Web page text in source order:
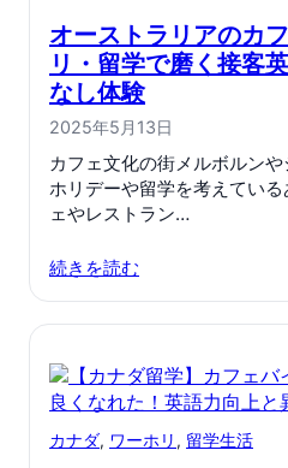
オーストラリアのカ
リ・留学で磨く接客
なし体験
2025年5月13日
カフェ文化の街メルボルン
ホリデーや留学を考えてい
ェやレストラン…
続きを読む
カナダ, ワーホリ , 留学生活